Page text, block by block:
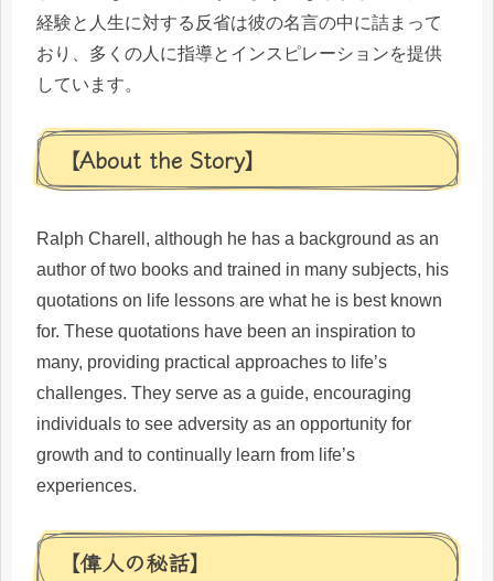
経験と人生に対する反省は彼の名言の中に詰まって
おり、多くの人に指導とインスピレーションを提供
しています。
【About the Story】
Ralph Charell, although he has a background as an
author of two books and trained in many subjects, his
quotations on life lessons are what he is best known
for. These quotations have been an inspiration to
many, providing practical approaches to life’s
challenges. They serve as a guide, encouraging
individuals to see adversity as an opportunity for
growth and to continually learn from life’s
experiences.
【偉人の秘話】